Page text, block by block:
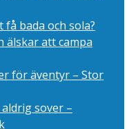
bada och sola?
älskar att campa
för äventyr – Stor
sover –